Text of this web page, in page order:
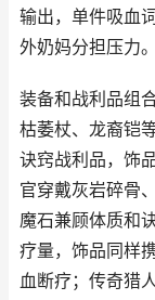
输出，单件吸血
外奶妈分担压力。
装备和战利品组
枯萎杖、龙裔铠
诀窍战利品，饰
官穿戴灰岩碎骨
魔石兼顾体质和
疗量，饰品同样
血断疗；传奇猎